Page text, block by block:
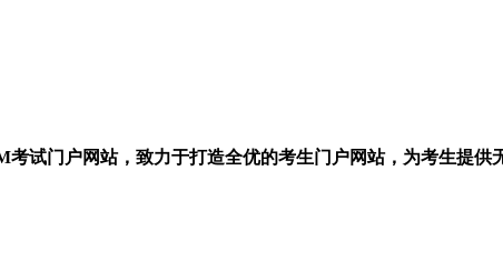
试门户网站，致力于打造全优的考生门户网站，为考生提供